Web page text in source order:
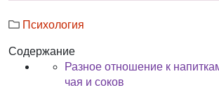
Психология
Содержание
Разное отношение к
чая и соков